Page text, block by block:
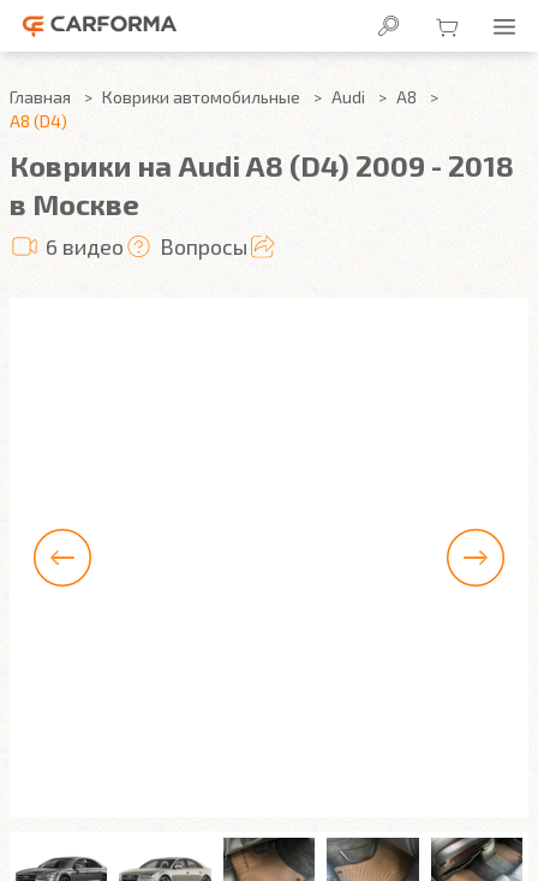
Главная Коврики автомобильные Audi
A8
A8 (D4)
Коврики на Audi A8 (D4) 2009 - 2018
в Москве
6 видео Вопросы